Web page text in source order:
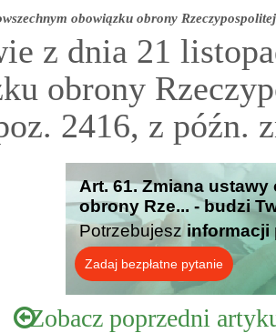
obowiązku obrony
z dnia 21
obrony
2416, z późn.
Art. 61. Zmiana
obrony Rze... - budzi
Potrzebujesz informacji
Zadaj bezpłatne pytanie
Zobacz poprzedni